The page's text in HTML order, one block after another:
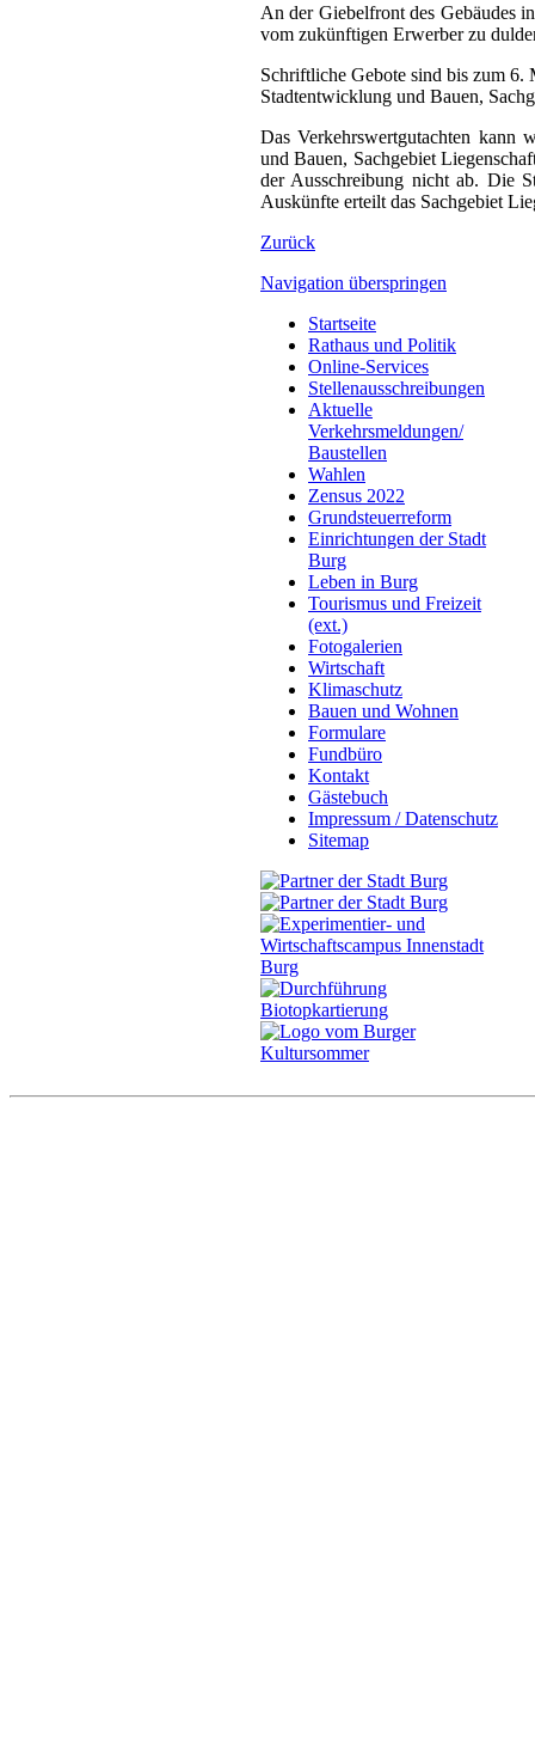
An der Giebelfront des Gebäudes
vom zukünftigen Erwerber zu
Schriftliche Gebote sind bis zum 6.
Stadtentwicklung und Bauen,
Das Verkehrswertgutachten kann
und Bauen, Sachgebiet
der Ausschreibung nicht ab. Die
Auskünfte erteilt das Sachgebiet
Zurück
Navigation überspringen
Startseite
Rathaus und Politik
Online-Services
Stellenausschreibungen
Aktuelle
Verkehrsmeldungen/
Baustellen
Wahlen
Zensus 2022
Grundsteuerreform
Einrichtungen der Stadt
Burg
Leben in Burg
Tourismus und Freizeit
(ext.)
Fotogalerien
Wirtschaft
Klimaschutz
Bauen und Wohnen
Formulare
Fundbüro
Kontakt
Gästebuch
Impressum / Datenschutz
Sitemap